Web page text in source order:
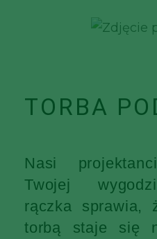
TORBA
Nasi
Twojej
rączka sprawia,
torbą staje się